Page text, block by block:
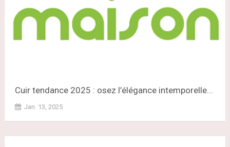
Cuir tendance 2025 : osez l’élégance intemporelle...
Jan. 13, 2025